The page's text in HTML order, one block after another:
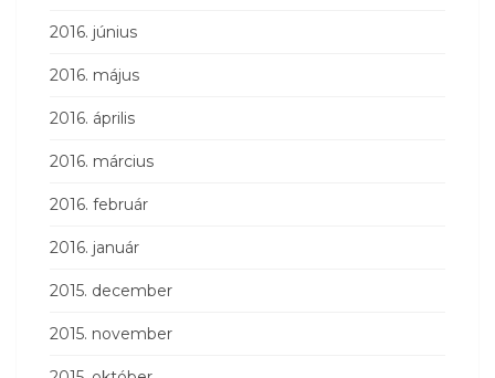
2016. június
2016. május
2016. április
2016. március
2016. február
2016. január
2015. december
2015. november